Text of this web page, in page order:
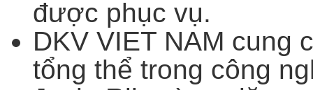
được phục vụ.
DKV VIET NAM cung
tổng thể trong công